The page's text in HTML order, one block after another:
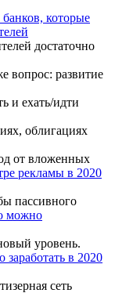
которые
достаточно
вопрос: развитие
и ехать/идти
облигациях
от вложенных
рекламы в 2020
пассивного
можно
уровень.
заработать в 2020
сеть